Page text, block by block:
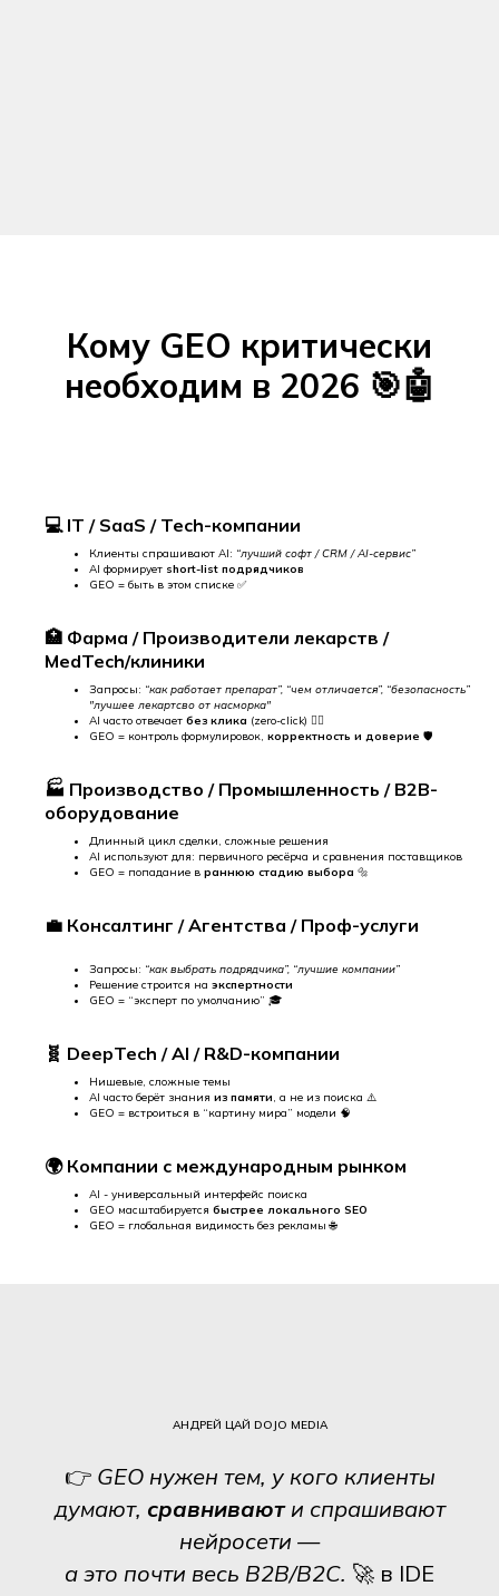
Кому GEO критически
необходим в 2026 🎯🤖
💻 IT / SaaS / Tech-компании
Клиенты спрашивают AI: “лучший софт / CRM / AI-сервис”
AI формирует short-list подрядчиков
GEO = быть в этом списке ✅
🏥 Фарма / Производители лекарств /
MedTech/клиники
Запросы: “как работает препарат”, “чем отличается”, “безопасность”
"лучшее лекартсво от насморка"
AI часто отвечает без клика (zero-click) 😶‍🌫️
GEO = контроль формулировок, корректность и доверие 🛡️
🏭 Производство / Промышленность / B2B-
оборудование
Длинный цикл сделки, сложные решения
AI используют для: первичного ресёрча и сравнения поставщиков
GEO = попадание в раннюю стадию выбора 🔩
💼 Консалтинг / Агентства / Проф-услуги
Запросы: “как выбрать подрядчика”, “лучшие компании”
Решение строится на экспертности
GEO = “эксперт по умолчанию” 🎓
🧬 DeepTech / AI / R&D-компании
Нишевые, сложные темы
AI часто берёт знания из памяти , а не из поиска ⚠️
GEO = встроиться в “картину мира” модели 🧠
🌍 Компании с международным рынком
AI - универсальный интерфейс поиска
GEO масштабируется быстрее локального SEO
GEO = глобальная видимость без рекламы 🌐
АНДРЕЙ ЦАЙ DOJO MEDIA
👉 GEO нужен тем, у кого клиенты
думают, сравниваюти спрашивают
нейросети —
а это почти весь B2B/B2C. 🚀 в IDE